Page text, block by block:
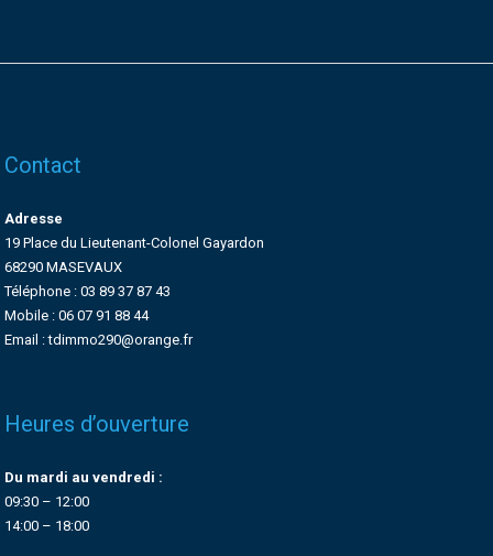
Contact
Adresse
19 Place du Lieutenant-Colonel Gayardon
68290 MASEVAUX
Téléphone : 03 89 37 87 43
Mobile : 06 07 91 88 44
Email : tdimmo290@orange.fr
Heures d’ouverture
Du mardi au vendredi :
09:30 – 12:00
14:00 – 18:00